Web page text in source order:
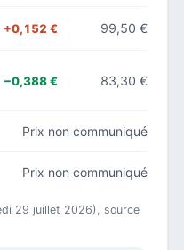
+0,152 € 99,50 €
−0,388 € 83,30 €
Prix non communiqué
Prix non communiqué
29 juillet 2026), source